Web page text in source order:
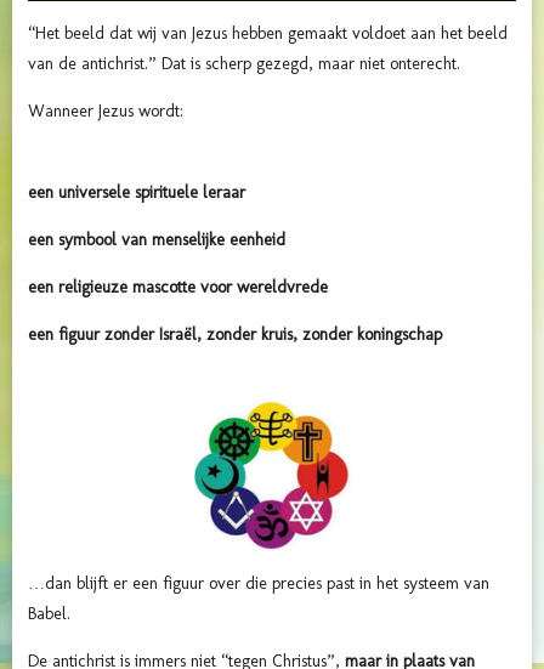
“Het beeld dat wij van Jezus hebben gemaakt voldoet aan het beeld
van de antichrist.” Dat is scherp gezegd, maar niet onterecht.
Wanneer Jezus wordt:
een universele spirituele leraar
een symbool van menselijke eenheid
een religieuze mascotte voor wereldvrede
een figuur zonder Israël, zonder kruis, zonder koningschap
…dan blijft er een figuur over die precies past in het systeem van
Babel.
De antichrist is immers niet “tegen Christus”, maar in plaats van